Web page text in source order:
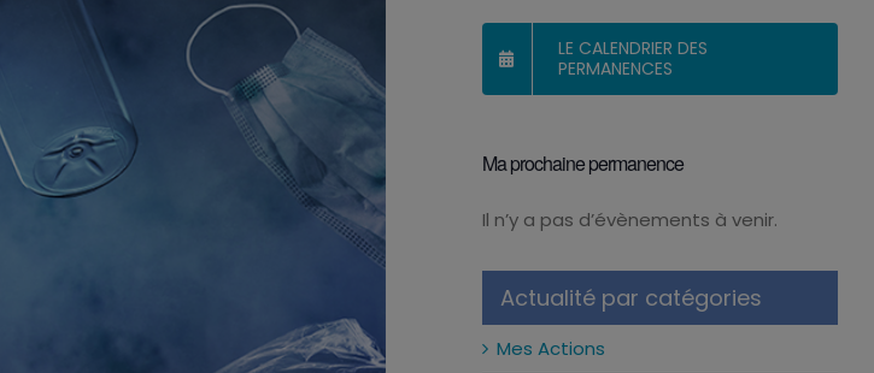
LE CALENDRIER DES
PERMANENCES
Ma prochaine permanence
Notice
Il n’y a pas d’évènements à venir.
Actualité par catégories
Mes Actions